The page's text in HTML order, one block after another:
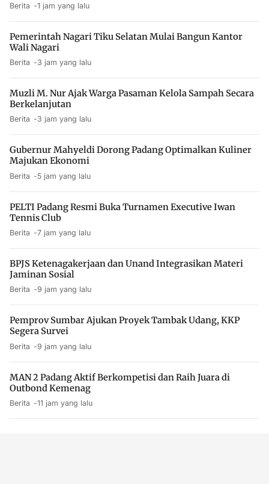
Berita 1 jam yang lalu
Pemerintah Nagari Tiku Selatan Mulai Bangun Kantor
Wali Nagari
Berita 3 jam yang lalu
Muzli M. Nur Ajak Warga Pasaman Kelola Sampah Secara
Berkelanjutan
Berita 3 jam yang lalu
Gubernur Mahyeldi Dorong Padang Optimalkan Kuliner
Majukan Ekonomi
Berita 5 jam yang lalu
PELTI Padang Resmi Buka Turnamen Executive Iwan
Tennis Club
Berita 7 jam yang lalu
BPJS Ketenagakerjaan dan Unand Integrasikan Materi
Jaminan Sosial
Berita 9 jam yang lalu
Pemprov Sumbar Ajukan Proyek Tambak Udang, KKP
Segera Survei
Berita 9 jam yang lalu
MAN 2 Padang Aktif Berkompetisi dan Raih Juara di
Outbond Kemenag
Berita 11 jam yang lalu